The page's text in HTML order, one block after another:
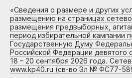
«Сведения о размере и других
размещению на страницах
размещения предвыборных,
период избирательной кампании
Государственную Думу
Российской Федерации девятого
18 – 20 сентября 2026 года.
www.kp40.ru (св-во Эл № ФС77-